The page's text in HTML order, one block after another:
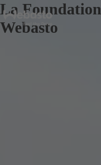
La Foundation
Webasto